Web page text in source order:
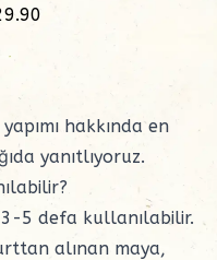
hakkında en
yanıtlıyoruz.
3-5 defa kullanılabilir.
alınan maya,